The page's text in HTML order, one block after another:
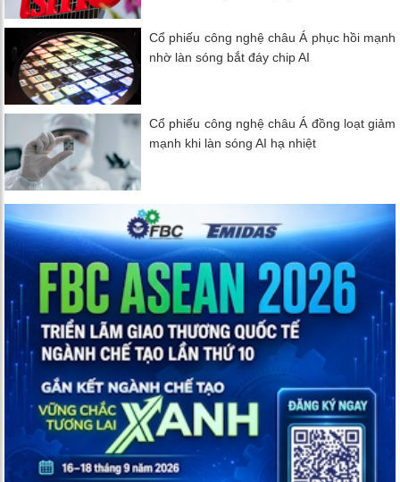
Cổ phiếu công nghệ châu Á phục hồi mạnh
nhờ làn sóng bắt đáy chip AI
Cổ phiếu công nghệ châu Á đồng loạt giảm
mạnh khi làn sóng AI hạ nhiệt